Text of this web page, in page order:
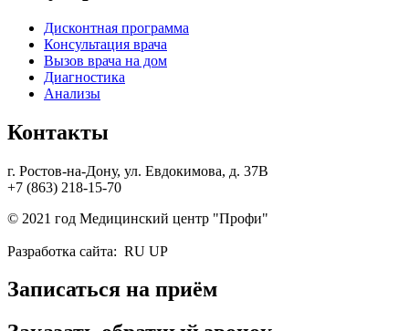
Дисконтная программа
Консультация врача
Вызов врача на дом
Диагностика
Анализы
Контакты
г. Ростов-на-Дону, ул. Евдокимова, д. 37В
+7 (863) 218-15-70
© 2021 год Медицинский центр "Профи"
Разработка сайта: RU UP
Записаться на приём